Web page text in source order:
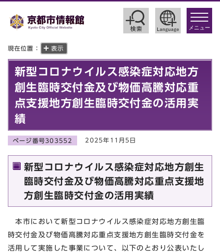
toggle
メニュー
現在位置： 表示
新型コロナウイルス感染症対応地方
創生臨時交付金及び物価高騰対応重
点支援地方創生臨時交付金の活用実
績
ページ番号303552 2025年11月5日
新型コロナウイルス感染症対応地方創生
臨時交付金及び物価高騰対応重点支援地
方創生臨時交付金の活用実績
本市において新型コロナウイルス感染症対応地方創生臨
時交付金及び物価高騰対応重点支援地方創生臨時交付金を
活用して実施した事業について、以下のとおり公表いたし